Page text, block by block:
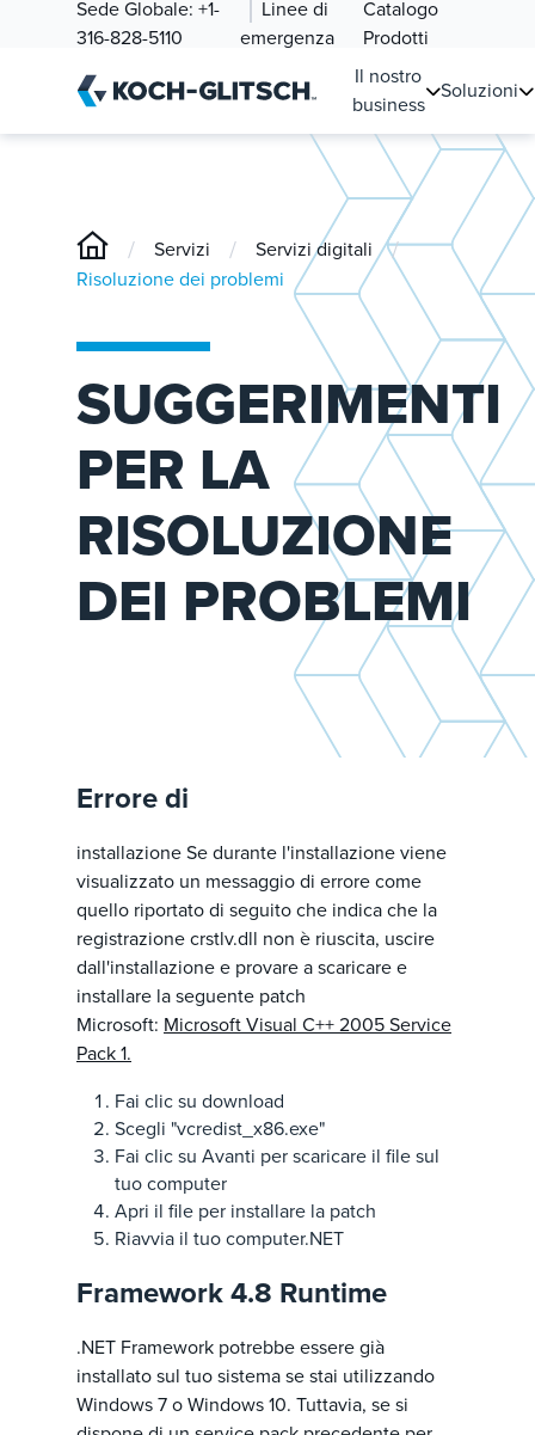
Sede Globale: +1-
316-828-5110
Linee di
emergenza
Catalogo
Prodotti
Il nostro
business
Soluzioni
/ Servizi / Servizi digitali /
Risoluzione dei problemi
SUGGERIMENTI
PER LA
RISOLUZIONE
DEI PROBLEMI
Errore di
installazione Se durante l'installazione viene
visualizzato un messaggio di errore come
quello riportato di seguito che indica che la
registrazione crstlv.dll non è riuscita, uscire
dall'installazione e provare a scaricare e
installare la seguente patch
Microsoft: Microsoft Visual C++ 2005 Service
Pack 1.
Fai clic su download
Scegli "vcredist_x86.exe"
Fai clic su Avanti per scaricare il file sul
tuo computer
Apri il file per installare la patch
Riavvia il tuo computer.NET
Framework 4.8 Runtime
.NET Framework potrebbe essere già
installato sul tuo sistema se stai utilizzando
Windows 7 o Windows 10. Tuttavia, se si